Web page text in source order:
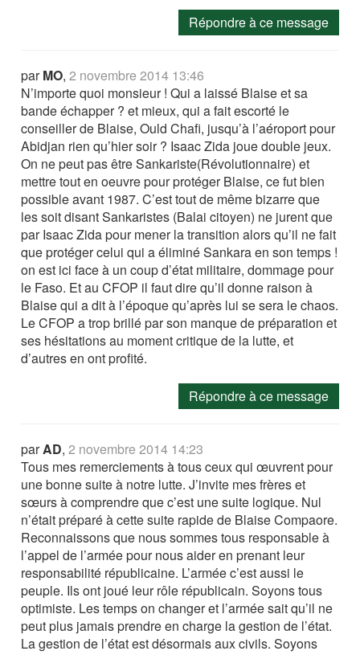
Répondre à ce message
parMO,2 novembre 2014 13:46
N’importe quoi monsieur ! Qui a laissé Blaise et sa
bande échapper ? et mieux, qui a fait escorté le
conseiller de Blaise, Ould Chafi, jusqu’à l’aéroport pour
Abidjan rien qu’hier soir ? Isaac Zida joue double jeux.
On ne peut pas être Sankariste(Révolutionnaire) et
mettre tout en oeuvre pour protéger Blaise, ce fut bien
possible avant 1987. C’est tout de même bizarre que
les soit disant Sankaristes (Balai citoyen) ne jurent que
par Isaac Zida pour mener la transition alors qu’il ne fait
que protéger celui qui a éliminé Sankara en son temps !
on est ici face à un coup d’état militaire, dommage pour
le Faso. Et au CFOP il faut dire qu’il donne raison à
Blaise qui a dit à l’époque qu’après lui se sera le chaos.
Le CFOP a trop brillé par son manque de préparation et
ses hésitations au moment critique de la lutte, et
d’autres en ont profité.
Répondre à ce message
parAD,2 novembre 2014 14:23
Tous mes remerciements à tous ceux qui œuvrent pour
une bonne suite à notre lutte. J’invite mes frères et
sœurs à comprendre que c’est une suite logique. Nul
n’était préparé à cette suite rapide de Blaise Compaore.
Reconnaissons que nous sommes tous responsable à
l’appel de l’armée pour nous aider en prenant leur
responsabilité républicaine. L’armée c’est aussi le
peuple. Ils ont joué leur rôle républicain. Soyons tous
optimiste. Les temps on changer et l’armée sait qu’il ne
peut plus jamais prendre en charge la gestion de l’état.
La gestion de l’état est désormais aux civils. Soyons